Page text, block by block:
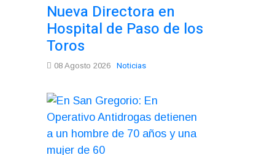
Nueva Directora en
Hospital de Paso de los
Toros
08 Agosto 2026 Noticias